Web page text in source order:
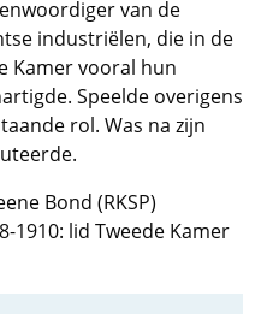
van de
industriëlen, die in de
Kamer vooral hun
Speelde overigens
rol. Was na zijn
Bond (RKSP)
1910: lid Tweede Kamer